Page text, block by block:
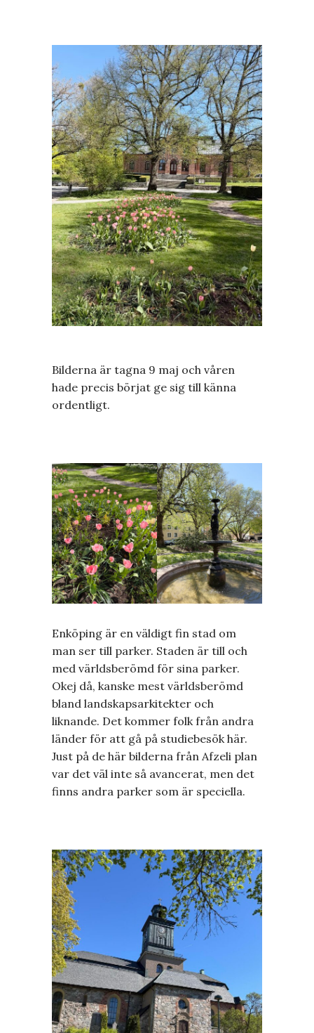
Bilderna är tagna 9 maj och våren
hade precis börjat ge sig till känna
ordentligt.
Enköping är en väldigt fin stad om
man ser till parker. Staden är till och
med världsberömd för sina parker.
Okej då, kanske mest världsberömd
bland landskapsarkitekter och
liknande. Det kommer folk från andra
länder för att gå på studiebesök här.
Just på de här bilderna från Afzeli plan
var det väl inte så avancerat, men det
finns andra parker som är speciella.